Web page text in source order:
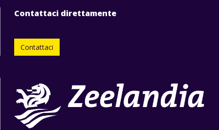
Contattaci direttamente
Contattaci